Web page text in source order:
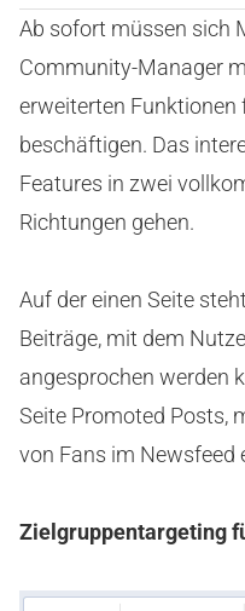
Ab sofort müssen sich
Community-Manager
erweiterten Funktionen
beschäftigen. Das
Features in zwei
Richtungen gehen.
Auf der einen Seite
Beiträge, mit dem
angesprochen werden
Seite Promoted Posts,
von Fans im Newsfeed
Zielgruppentargeting